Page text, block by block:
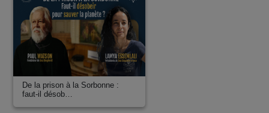
De la prison à la Sorbonne :
faut-il désob…